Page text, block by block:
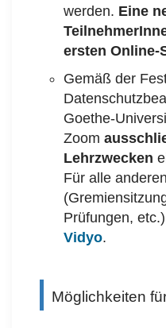
werden. Eine
ersten Online-
Gemäß der
Goethe-
Zoom
Lehrzwecken
Für alle
Prüfungen,
Vidyo.
Möglichkeiten